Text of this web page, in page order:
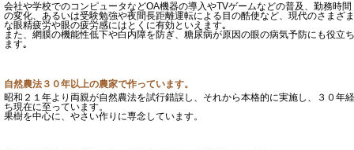
会社や学校でのコンピュータなどOA機器の導入やTVゲームなどの普及、勤務時間
の変化、あるいは受験勉強や夜間長距離運転による目の酷使など、現代のさまざま
な眼精疲労や眼の疲労感にはとくに有効といえます｡
また、網膜の機能性低下や白内障を防ぎ、糖尿病が原因の眼の病気予防にも役立ち
ます｡
自然農法３０年以上の農家で作っています。
昭和２１年より両親が自然農法を試行錯誤し、それから本格的に実施し、３０年経
ち現在に至っています。
果樹を中心に、やさい作りに専念しています。